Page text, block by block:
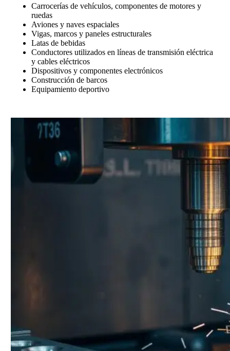
Carrocerías de vehículos, componentes de motores y
ruedas
Aviones y naves espaciales
Vigas, marcos y paneles estructurales
Latas de bebidas
Conductores utilizados en líneas de transmisión eléctrica
y cables eléctricos
Dispositivos y componentes electrónicos
Construcción de barcos
Equipamiento deportivo